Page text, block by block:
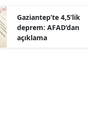
Gaziantep’te 4,5’lik
deprem: AFAD’dan
açıklama